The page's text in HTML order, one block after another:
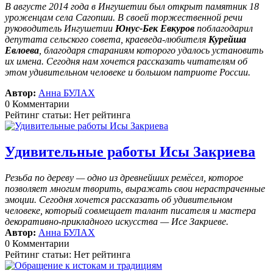
В августе 2014 года в Ингушетии был открыт памятник 18
уроженцам села Сагопши. В своей торжественной речи
руководитель Ингушетии Юнус-Бек Евкуров поблагодарил
депутата сельского совета, краеведа-любителя Курейша
Евлоева , благодаря стараниям которого удалось установить
их имена. Сегодня нам хочется рассказать читателям об
этом удивительном человеке и большом патриоте России.
Автор: Анна БУЛАХ
0 Комментарии
Рейтинг статьи: Нет рейтинга
Удивительные работы Исы Закриева
Резьба по дереву — одно из древнейших ремёсел, которое
позволяет многим творить, выражать свои нерастраченные
эмоции. Сегодня хочется рассказать об удивительном
человеке, который совмещает талант писателя и мастера
декоративно-прикладного искусства — Исе Закриеве.
Автор: Анна БУЛАХ
0 Комментарии
Рейтинг статьи: Нет рейтинга